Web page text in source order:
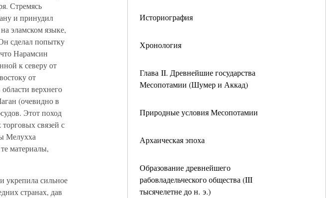
Историография
Хронология
Глава II. Древнейшие государства
Месопотамии (Шумер и Аккад)
Природные условия Месопотамии
Архаическая эпоха
Образование древнейшего
рабовладельческого общества (III
тысячелетне до н. э.)
Стремясь
и принудил
эламском языке,
сделал попытку
Нарамсин
к северу от
от
верхнего
(очевидно в
Этот поход
связей с
Мелухха
материалы,
укрепила сильное
странах, дав